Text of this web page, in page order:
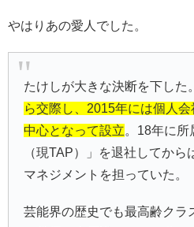
やはりあの愛人でした。
たけしが大きな決断を下した
ら交際し、2015年には個人
中心となって設立。18年に所
（現TAP）」を退社してか
マネジメントを担っていた。
芸能界の歴史でも最高齢クラ